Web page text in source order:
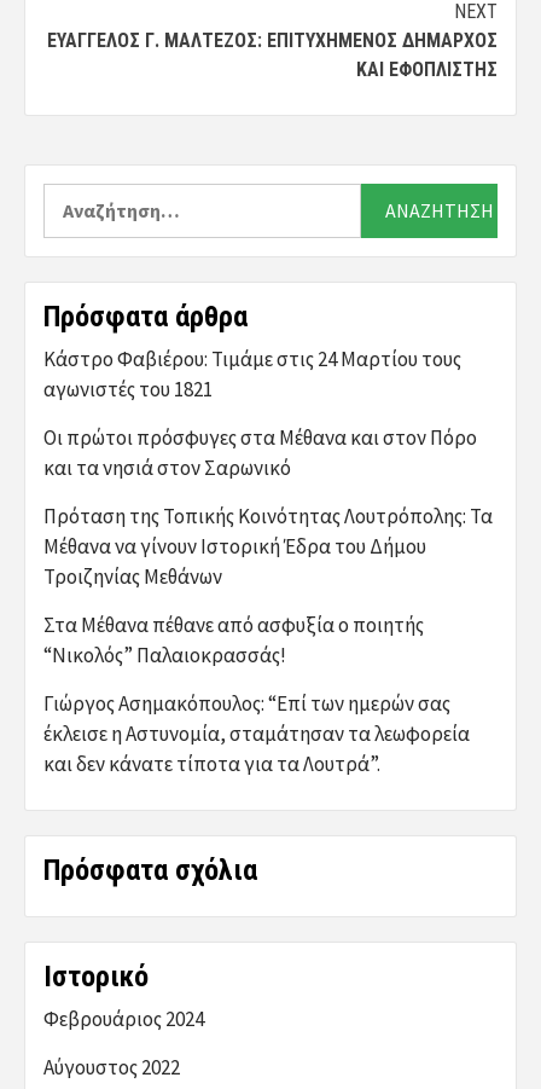
NEXT
ΕΥΆΓΓΕΛΟΣ Γ. ΜΑΛΤΈΖΟΣ: ΕΠΙΤΥΧΗΜΈΝΟΣ ΔΉΜΑΡΧΟΣ
ΚΑΙ ΕΦΟΠΛΙΣΤΉΣ
Αναζήτηση
για:
Πρόσφατα άρθρα
Κάστρο Φαβιέρου: Τιμάμε στις 24 Μαρτίου τους
αγωνιστές του 1821
Οι πρώτοι πρόσφυγες στα Μέθανα και στον Πόρο
και τα νησιά στον Σαρωνικό
Πρόταση της Τοπικής Κοινότητας Λουτρόπολης: Τα
Μέθανα να γίνουν Ιστορική Έδρα του Δήμου
Τροιζηνίας Μεθάνων
Στα Μέθανα πέθανε από ασφυξία ο ποιητής
“Νικολός” Παλαιοκρασσάς!
Γιώργος Ασημακόπουλος: “Επί των ημερών σας
έκλεισε η Αστυνομία, σταμάτησαν τα λεωφορεία
και δεν κάνατε τίποτα για τα Λουτρά”.
Πρόσφατα σχόλια
Ιστορικό
Φεβρουάριος 2024
Αύγουστος 2022